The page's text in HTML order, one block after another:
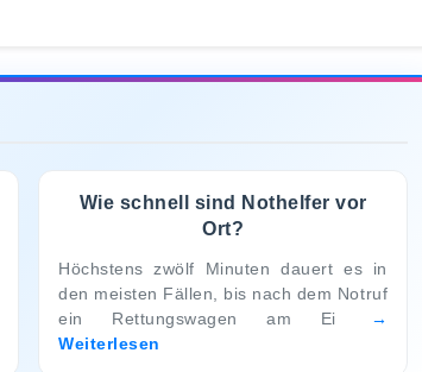
Wie schnell sind Nothelfer vor
Ort?
Höchstens zwölf Minuten dauert es in
den meisten Fällen, bis nach dem Notruf
ein Rettungswagen am Ei
Weiterlesen